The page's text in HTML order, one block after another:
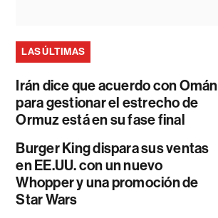
LAS ÚLTIMAS
Irán dice que acuerdo con Omán
para gestionar el estrecho de
Ormuz está en su fase final
Burger King dispara sus ventas
en EE.UU. con un nuevo
Whopper y una promoción de
Star Wars